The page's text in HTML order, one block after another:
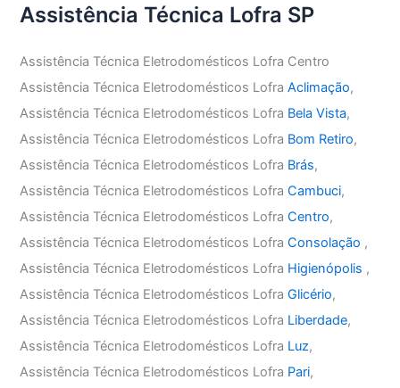
Assistência Técnica Lofra SP
Assistência Técnica Eletrodomésticos Lofra Centro
Assistência Técnica Eletrodomésticos LofraAclimação,
Assistência Técnica Eletrodomésticos Lofra Bela Vista,
Assistência Técnica Eletrodomésticos Lofra Bom Retiro,
Assistência Técnica Eletrodomésticos Lofra Brás,
Assistência Técnica Eletrodomésticos LofraCambuci,
Assistência Técnica Eletrodomésticos LofraCentro,
Assistência Técnica Eletrodomésticos LofraConsolação ,
Assistência Técnica Eletrodomésticos Lofra Higienópolis ,
Assistência Técnica Eletrodomésticos LofraGlicério,
Assistência Técnica Eletrodomésticos Lofra Liberdade,
Assistência Técnica Eletrodomésticos Lofra Luz,
Assistência Técnica Eletrodomésticos Lofra Pari,